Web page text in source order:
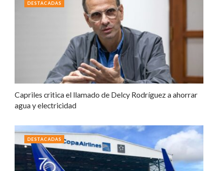
Capriles critica el llamado de Delcy Rodríguez a ahorrar
agua y electricidad
DESTACADAS
DESTACADAS